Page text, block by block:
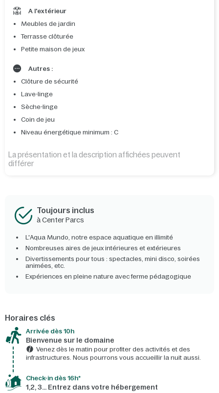
A l'extérieur
Meubles de jardin
Terrasse clôturée
Petite maison de jeux
Autres :
Clôture de sécurité
Lave-linge
Sèche-linge
Coin de jeu
Niveau énergétique minimum : C
La présentation et la description affichées peuvent
différer
Toujours inclus
à Center Parcs
L'Aqua Mundo, notre espace aquatique en illimité
Nombreuses aires de jeux intérieures et extérieures
Divertissements pour tous : spectacles, mini disco, soirées
animées, etc.
Expériences en pleine nature avec ferme pédagogique
Horaires clés
Arrivée dès 10h​
Bienvenue sur le domaine​
Venez dès le matin pour profiter des activités et des
infrastructures. Nous pourrons vous accueillir la nuit aussi.
Check-in dès 16h*​
1,2, 3… Entrez dans votre hébergement